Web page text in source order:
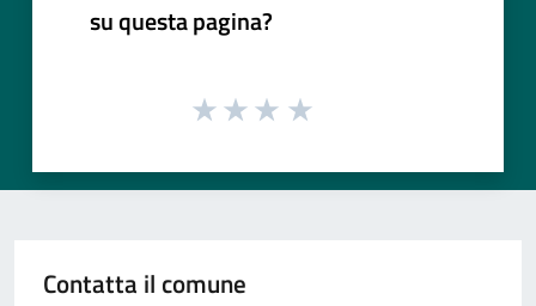
su questa pagina?
Contatta il comune